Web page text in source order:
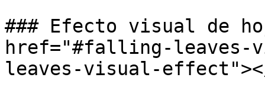
### Efecto visual de
href="#falling-
leaves-visual-